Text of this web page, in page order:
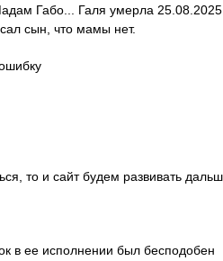
Габо... Галя умерла
сын, что мамы нет.
то и сайт будем развивать
в ее исполнении был бесподобен